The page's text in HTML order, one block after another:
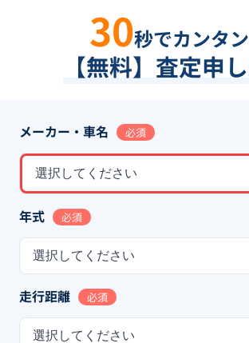
30秒でカンタン
【無料】査定申
メーカー・車名 必須
選択してください
年式 必須
選択してください
走行距離 必須
選択してください